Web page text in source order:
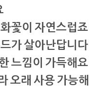
꽃이 자연스럽죠
가 살아난답니다
느낌이 가득해요
오래 사용 가능해